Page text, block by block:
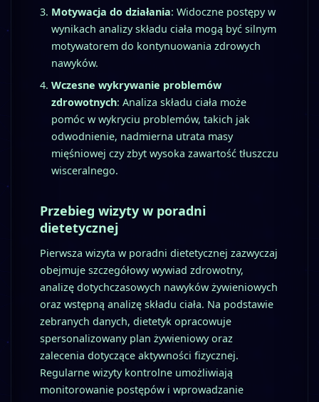
Motywacja do działania: Widoczne postępy w
wynikach analizy składu ciała mogą być silnym
motywatorem do kontynuowania zdrowych
nawyków.
Wczesne wykrywanie problemów
zdrowotnych: Analiza składu ciała może
pomóc w wykryciu problemów, takich jak
odwodnienie, nadmierna utrata masy
mięśniowej czy zbyt wysoka zawartość tłuszczu
wisceralnego.
Przebieg wizyty w poradni
dietetycznej
Pierwsza wizyta w poradni dietetycznej zazwyczaj
obejmuje szczegółowy wywiad zdrowotny,
analizę dotychczasowych nawyków żywieniowych
oraz wstępną analizę składu ciała. Na podstawie
zebranych danych, dietetyk opracowuje
spersonalizowany plan żywieniowy oraz
zalecenia dotyczące aktywności fizycznej.
Regularne wizyty kontrolne umożliwiają
monitorowanie postępów i wprowadzanie